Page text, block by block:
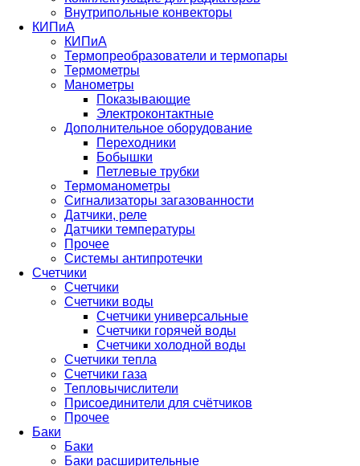
Внутрипольные конвекторы
КИПиА
КИПиА
Термопреобразователи и термопары
Термометры
Манометры
Показывающие
Электроконтактные
Дополнительное оборудование
Переходники
Бобышки
Петлевые трубки
Термоманометры
Сигнализаторы загазованности
Датчики, реле
Датчики температуры
Прочее
Системы антипротечки
Счетчики
Счетчики
Счетчики воды
Счетчики универсальные
Счетчики горячей воды
Счетчики холодной воды
Счетчики тепла
Счетчики газа
Тепловычислители
Присоединители для счётчиков
Прочее
Баки
Баки
Баки расширительные